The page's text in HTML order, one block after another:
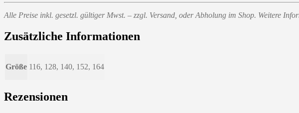
Alle Preise inkl. gesetzl. gültiger Mwst. – zzgl. Versand, oder Abholung im Shop. Weitere
Zusätzliche Informationen
Größe 116, 128, 140, 152, 164
Rezensionen